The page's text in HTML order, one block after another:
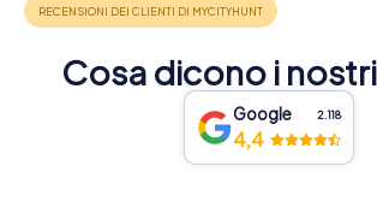
Cosa dicono i
Google 2.118
4,4